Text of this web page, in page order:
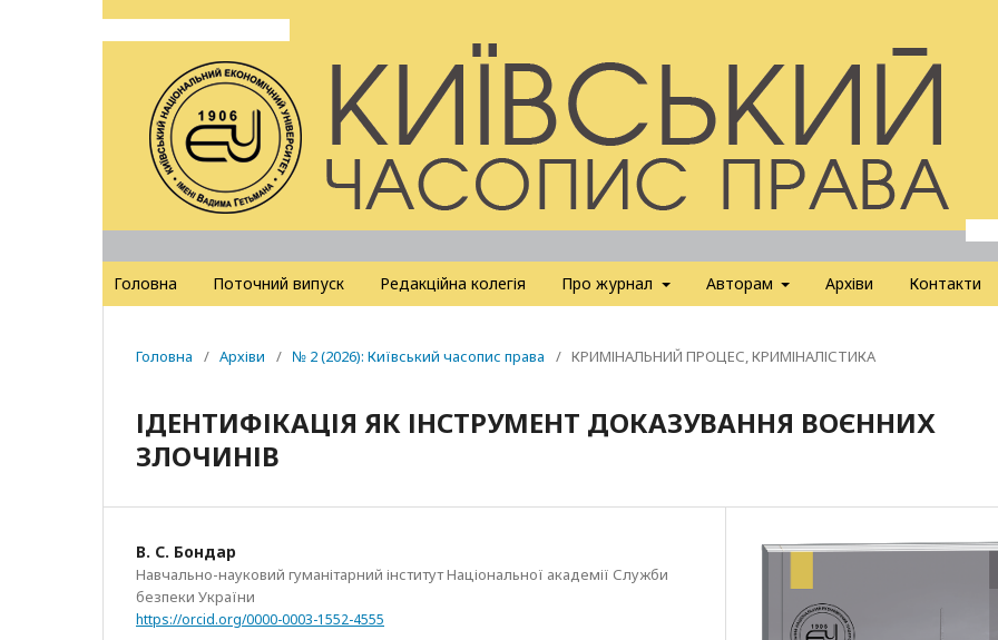
Головна Поточний випуск Редакційна колегія Про журнал Авторам Архіви Контакти
Головна / Архіви / № 2 (2026): Київський часопис права / КРИМІНАЛЬНИЙ ПРОЦЕС, КРИМІНАЛІСТИКА
ІДЕНТИФІКАЦІЯ ЯК ІНСТРУМЕНТ ДОКАЗУВАННЯ ВОЄННИХ
ЗЛОЧИНІВ
В. С. Бондар
Навчально-науковий гуманітарний інститут Національної академії Служби
безпеки України
https://orcid.org/0000-0003-1552-4555